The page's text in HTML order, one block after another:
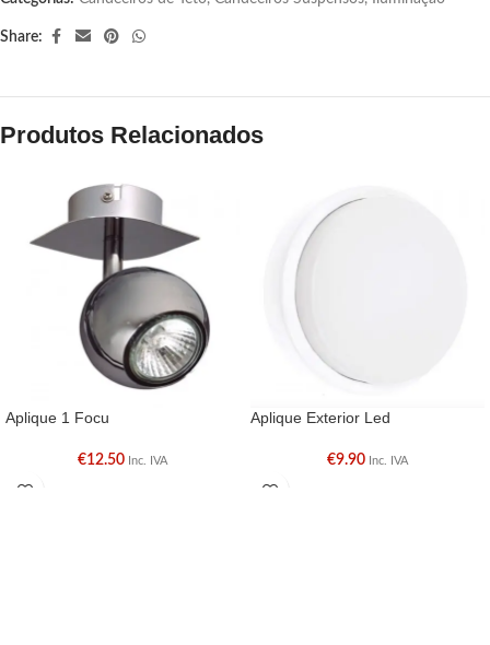
Share:
Produtos Relacionados
Aplique 1 Focu
€12.50 Inc. IVA
Aplique Exterior Led
€9.90 Inc. IVA